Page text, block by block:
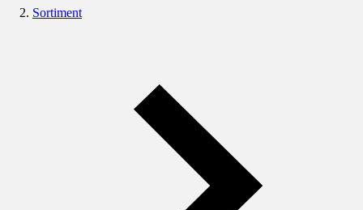
Sortiment